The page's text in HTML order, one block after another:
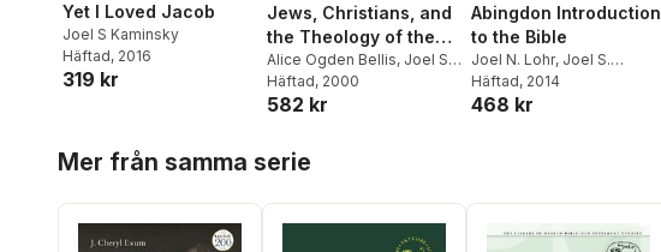
Yet I Loved Jacob
Joel S Kaminsky
Häftad, 2016
319 kr
Jews, Christians, and
the Theology of the
Hebrew Scriptures
Alice Ogden Bellis, Joel S
Kaminsky
Häftad, 2000
582 kr
Abingdon Introduction
to the Bible
Joel N. Lohr, Joel S.
Kaminsky,Mark Reasoner
Häftad, 2014
468 kr
Mer från samma serie